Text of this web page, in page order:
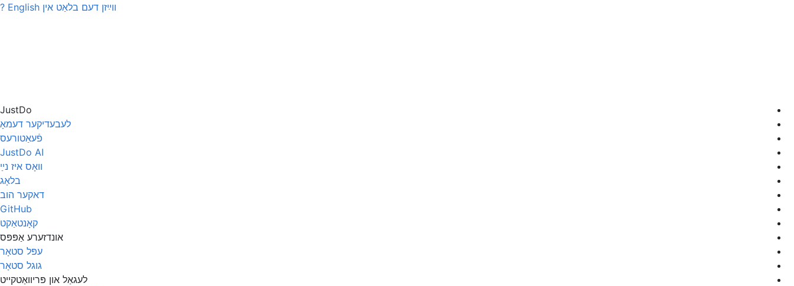
ווײַזן דעם בלאַט אין English
?
JustDo
לעבעדיקער דעמאָ
פֿעאַטורעס
JustDo AI
װאָס איז נײַ
בלאָג
דאקער הוב
GitHub
קאָנטאַקט
אונדזערע אַפּפּס
עפּל סטאָר
גוגל סטאָר
לעגאַל און פּריוואַטקייט